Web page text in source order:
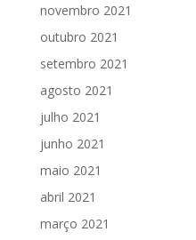
novembro 2021
outubro 2021
setembro 2021
agosto 2021
julho 2021
junho 2021
maio 2021
abril 2021
março 2021